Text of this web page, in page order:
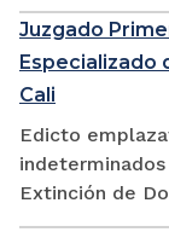
Juzgado
Especializado
Cali
Edicto
Extinción de